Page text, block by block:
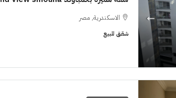
الاسكندرية, مصر
شقق للبيع
شقق للبيع, فلل, كمبوند